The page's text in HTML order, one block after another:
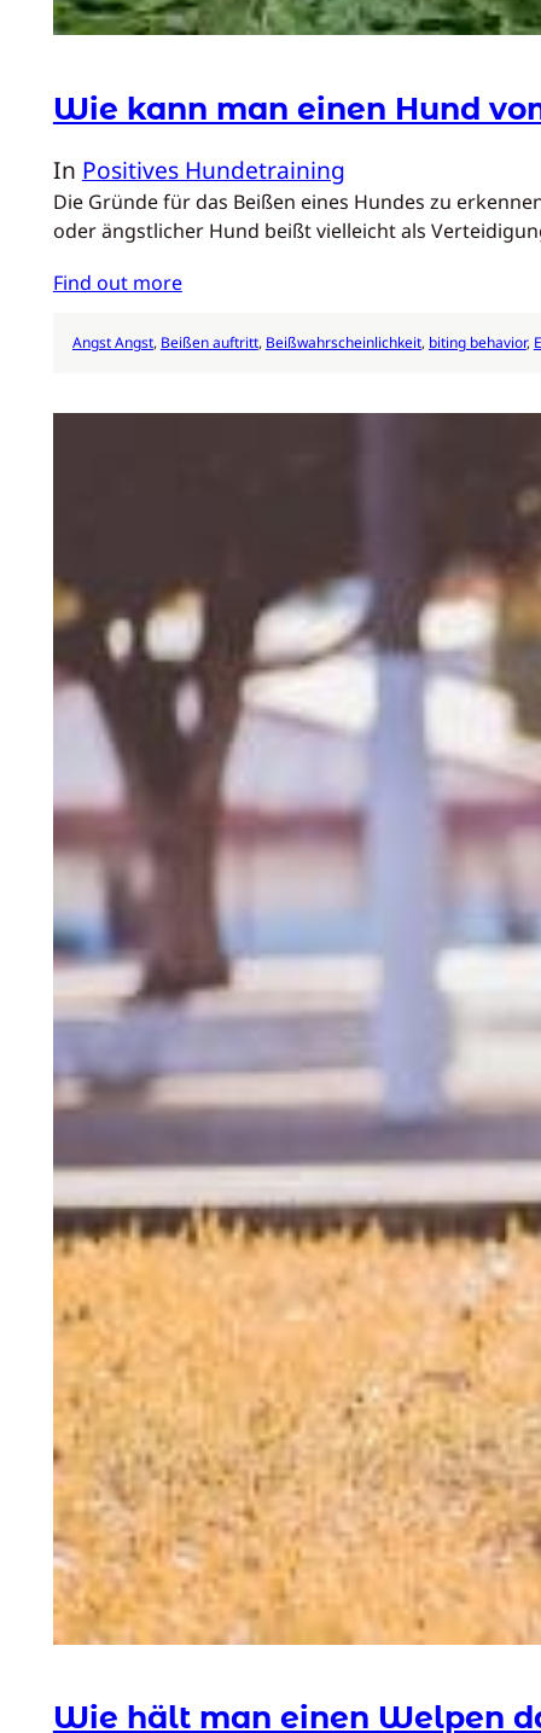
Wie kann man einen Hund
In Positives Hundetraining
Die Gründe für das Beißen eines Hundes zu
oder ängstlicher Hund beißt vielleicht als
Find out more
Angst Angst, Beißen auftritt, Beißwahrscheinlichkeit, biting behavior,
Wie hält man einen Welpen